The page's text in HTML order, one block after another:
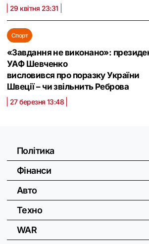
29 квітня 23:31
Спорт
«Завдання не виконано»:
УАФ Шевченко
висловився про поразку України
Швеції – чи звільнить Реброва
27 березня 13:48
Політика
Фінанси
Авто
Техно
WAR